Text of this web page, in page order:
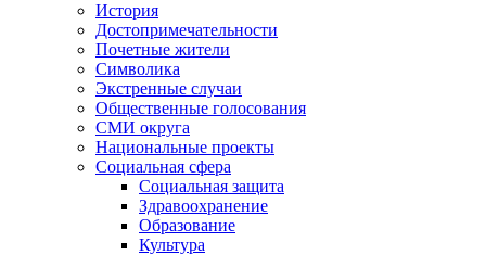
История
Достопримечательности
Почетные жители
Символика
Экстренные случаи
Общественные голосования
СМИ округа
Национальные проекты
Социальная сфера
Социальная защита
Здравоохранение
Образование
Культура